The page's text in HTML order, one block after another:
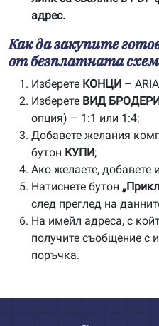
адрес.
Как да закупите
от безплатната
Изберете КОНЦИ –
Изберете ВИД
опция) – 1:1 или 1:4;
Добавете желания
бутон КУПИ;
Ако желаете, добавете
Натиснете бутон
след преглед на
На имейл адреса, с
получите съобщение с
поръчка.